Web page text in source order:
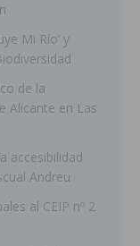
Mi Río’ y
de la
Alicante en Las
accesibilidad
Andreu
al CEIP nº 2